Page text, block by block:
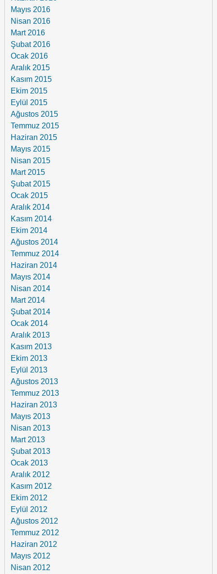
Mayıs 2016
Nisan 2016
Mart 2016
Şubat 2016
Ocak 2016
Aralık 2015
Kasım 2015
Ekim 2015
Eylül 2015
Ağustos 2015
Temmuz 2015
Haziran 2015
Mayıs 2015
Nisan 2015
Mart 2015
Şubat 2015
Ocak 2015
Aralık 2014
Kasım 2014
Ekim 2014
Ağustos 2014
Temmuz 2014
Haziran 2014
Mayıs 2014
Nisan 2014
Mart 2014
Şubat 2014
Ocak 2014
Aralık 2013
Kasım 2013
Ekim 2013
Eylül 2013
Ağustos 2013
Temmuz 2013
Haziran 2013
Mayıs 2013
Nisan 2013
Mart 2013
Şubat 2013
Ocak 2013
Aralık 2012
Kasım 2012
Ekim 2012
Eylül 2012
Ağustos 2012
Temmuz 2012
Haziran 2012
Mayıs 2012
Nisan 2012